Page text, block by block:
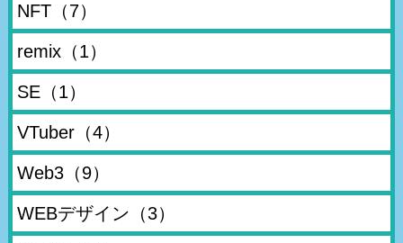
NFT（7）
remix（1）
SE（1）
VTuber（4）
Web3（9）
WEBデザイン （3）